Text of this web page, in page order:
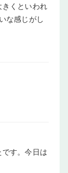
くといわれ
な感じがし
す。今日は